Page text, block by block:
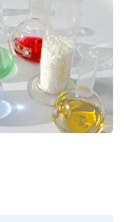
Produkten
Lösemittelbasis